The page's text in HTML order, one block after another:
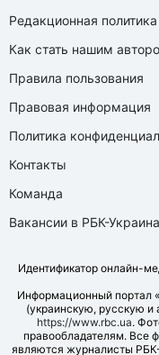
Редакционная
Как стать нашим
Правила пользования
Правовая информация
Политика
Контакты
Команда
Вакансии в РБК-Украина
Идентификатор онлайн-
Информационный портал
(украинскую, русскую и
https://www.rbc.ua.
правообладателям. Все
являются журналисты